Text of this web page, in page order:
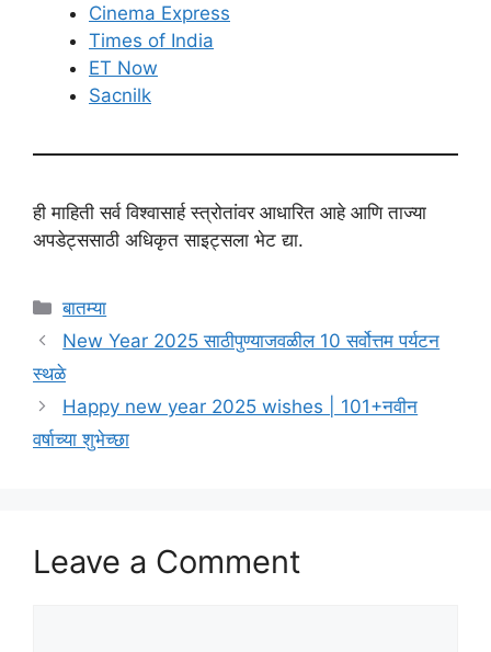
Cinema Express
Times of India
ET Now
Sacnilk
ही माहिती सर्व विश्वासार्ह स्त्रोतांवर आधारित आहे आणि ताज्या
अपडेट्ससाठी अधिकृत साइट्सला भेट द्या.
Categories
बातम्या
New Year 2025 साठीपुण्याजवळील 10 सर्वोत्तम पर्यटन
स्थळे
Happy new year 2025 wishes | 101+नवीन
वर्षाच्या शुभेच्छा
Leave a Comment